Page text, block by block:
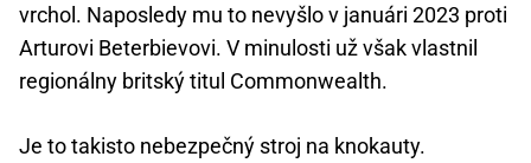
vrchol. Naposledy mu to nevyšlo v januári 2023 proti
Arturovi Beterbievovi. V minulosti už však vlastnil
regionálny britský titul Commonwealth.
Je to takisto nebezpečný stroj na knokauty.